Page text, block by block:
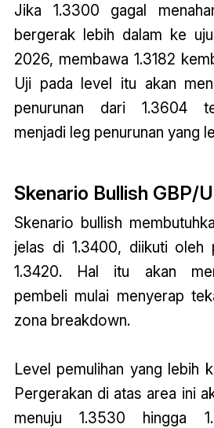
Jika 1.3300 gagal
bergerak lebih dalam ke
2026, membawa 1.3182
Uji pada level itu akan
penurunan dari 1.3604
menjadi leg penurunan yang
Skenario Bullish GBP/
Skenario bullish
jelas di 1.3400, diikuti oleh
1.3420. Hal itu akan
pembeli mulai menyerap
zona breakdown.
Level pemulihan yang lebih
Pergerakan di atas area ini
menuju 1.3530 hingga